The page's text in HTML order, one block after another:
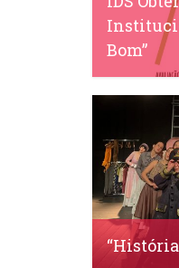
Bom”
IDS, 22 Abril,